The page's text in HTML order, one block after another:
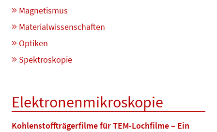
Magnetismus
Materialwissenschaften
Optiken
Spektroskopie
Elektronenmikroskopie
Kohlenstoffträgerfilme für TEM-Lochfilme – Ein